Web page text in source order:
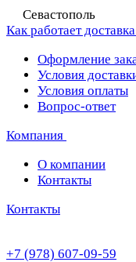
Севастополь
Как работает
Оформление
Условия
Условия оплаты
Вопрос-ответ
Компания
О компании
Контакты
Контакты
+7 (978) 607-09-59